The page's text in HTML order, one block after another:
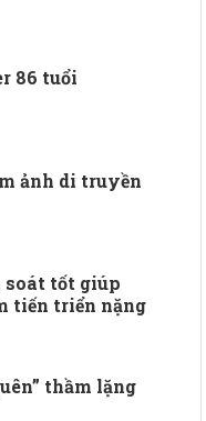
86 tuổi
ảnh di truyền
soát tốt giúp
tiến triển nặng
thầm lặng